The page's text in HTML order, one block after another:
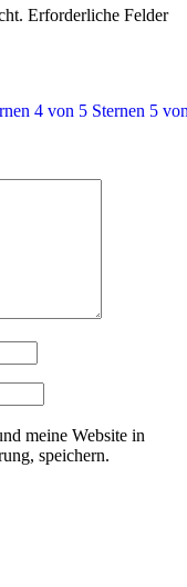
Erforderliche Felder
4 von 5 Sternen 5
meine Website in
speichern.